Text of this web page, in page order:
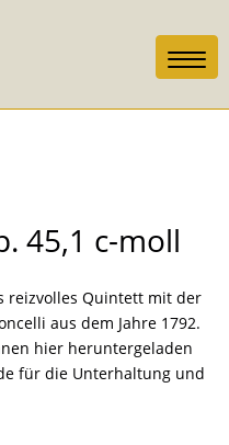
45,1 c-moll
reizvolles Quintett mit der
aus dem Jahre 1792.
hier heruntergeladen
für die Unterhaltung und